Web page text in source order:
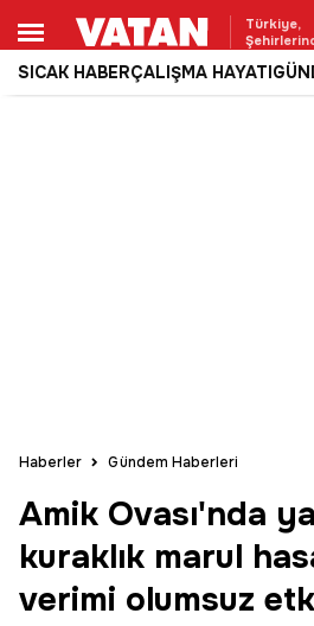
Türkiye,
SICAK HABERÇALIŞMA HAYATI
Haberler Gündem Haberleri
Amik Ovası'nda
kuraklık marul
verimi olumsuz